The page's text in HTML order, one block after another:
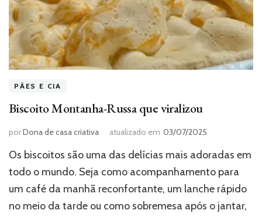
PÃES E CIA
Biscoito Montanha-Russa que viralizou
porDona de casa criativa atualizado em 03/07/2025
Os biscoitos são uma das delícias mais adoradas em
todo o mundo. Seja como acompanhamento para
um café da manhã reconfortante, um lanche rápido
no meio da tarde ou como sobremesa após o jantar,